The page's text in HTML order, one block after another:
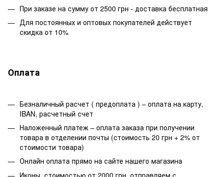
При заказе на сумму от 2500 грн - доставка бесплатная
Для постоянных и оптовых покупателей действует
скидка от 10%
Оплата
Безналичный расчет ( предоплата ) – оплата на карту,
IBAN, расчетный счет
Наложенный платеж – оплата заказа при получении
товара в отделении почты (стоимость 20 грн + 2% от
стоимости товара)
Онлайн оплата прямо на сайте нашего магазина
Иконы, стоимостью от 2000 грн, отправляем с